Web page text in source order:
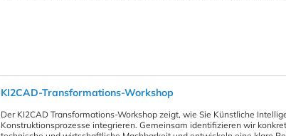
KI2CAD-Transformations-Workshop
Der KI2CAD Transformations-Workshop zeigt, wie Sie Künstliche
Konstruktionsprozesse integrieren. Gemeinsam identifizieren wir